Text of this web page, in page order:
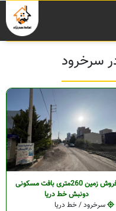
سرخرود
فروش زمین 260متری بافت مسکونی
دونبش خط دریا
سرخرود / خط دریا